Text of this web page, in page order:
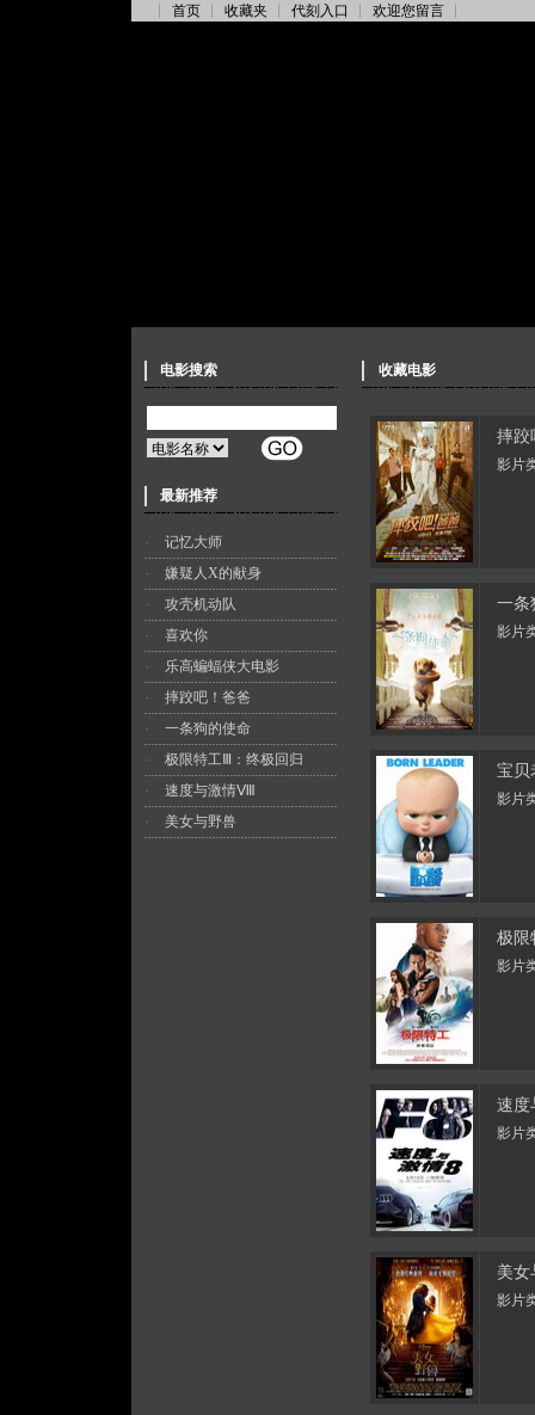
首页 收藏夹 代刻入口 欢迎您留言
电影搜索
最新推荐
·
记忆大师
·
嫌疑人X的献身
·
攻壳机动队
·
喜欢你
·
乐高蝙蝠侠大电影
·
摔跤吧！爸爸
·
一条狗的使命
·
极限特工Ⅲ：终极回归
·
速度与激情Ⅷ
·
美女与野兽
收藏电影
摔跤
影片
一条
影片
宝贝
影片
极限
影片
速
影片
美女
影片